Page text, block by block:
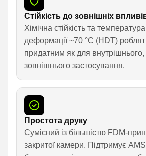
Стійкість до зовнішніх
Хімічна стійкість та
деформації ~70 °C (HDT)
придатним як для внутрішнього,
зовнішнього застосування.
Простота друку
Сумісний із більшістю FDM-
закритої камери. Підтримує